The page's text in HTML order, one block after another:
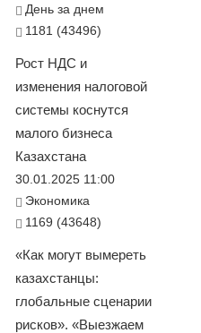
День за днем
1181 (43496)
Рост НДС и
изменения налоговой
системы коснутся
малого бизнеса
Казахстана
30.01.2025 11:00
Экономика
1169 (43648)
«Как могут вымереть
казахстанцы:
глобальные сценарии
рисков». «Выезжаем